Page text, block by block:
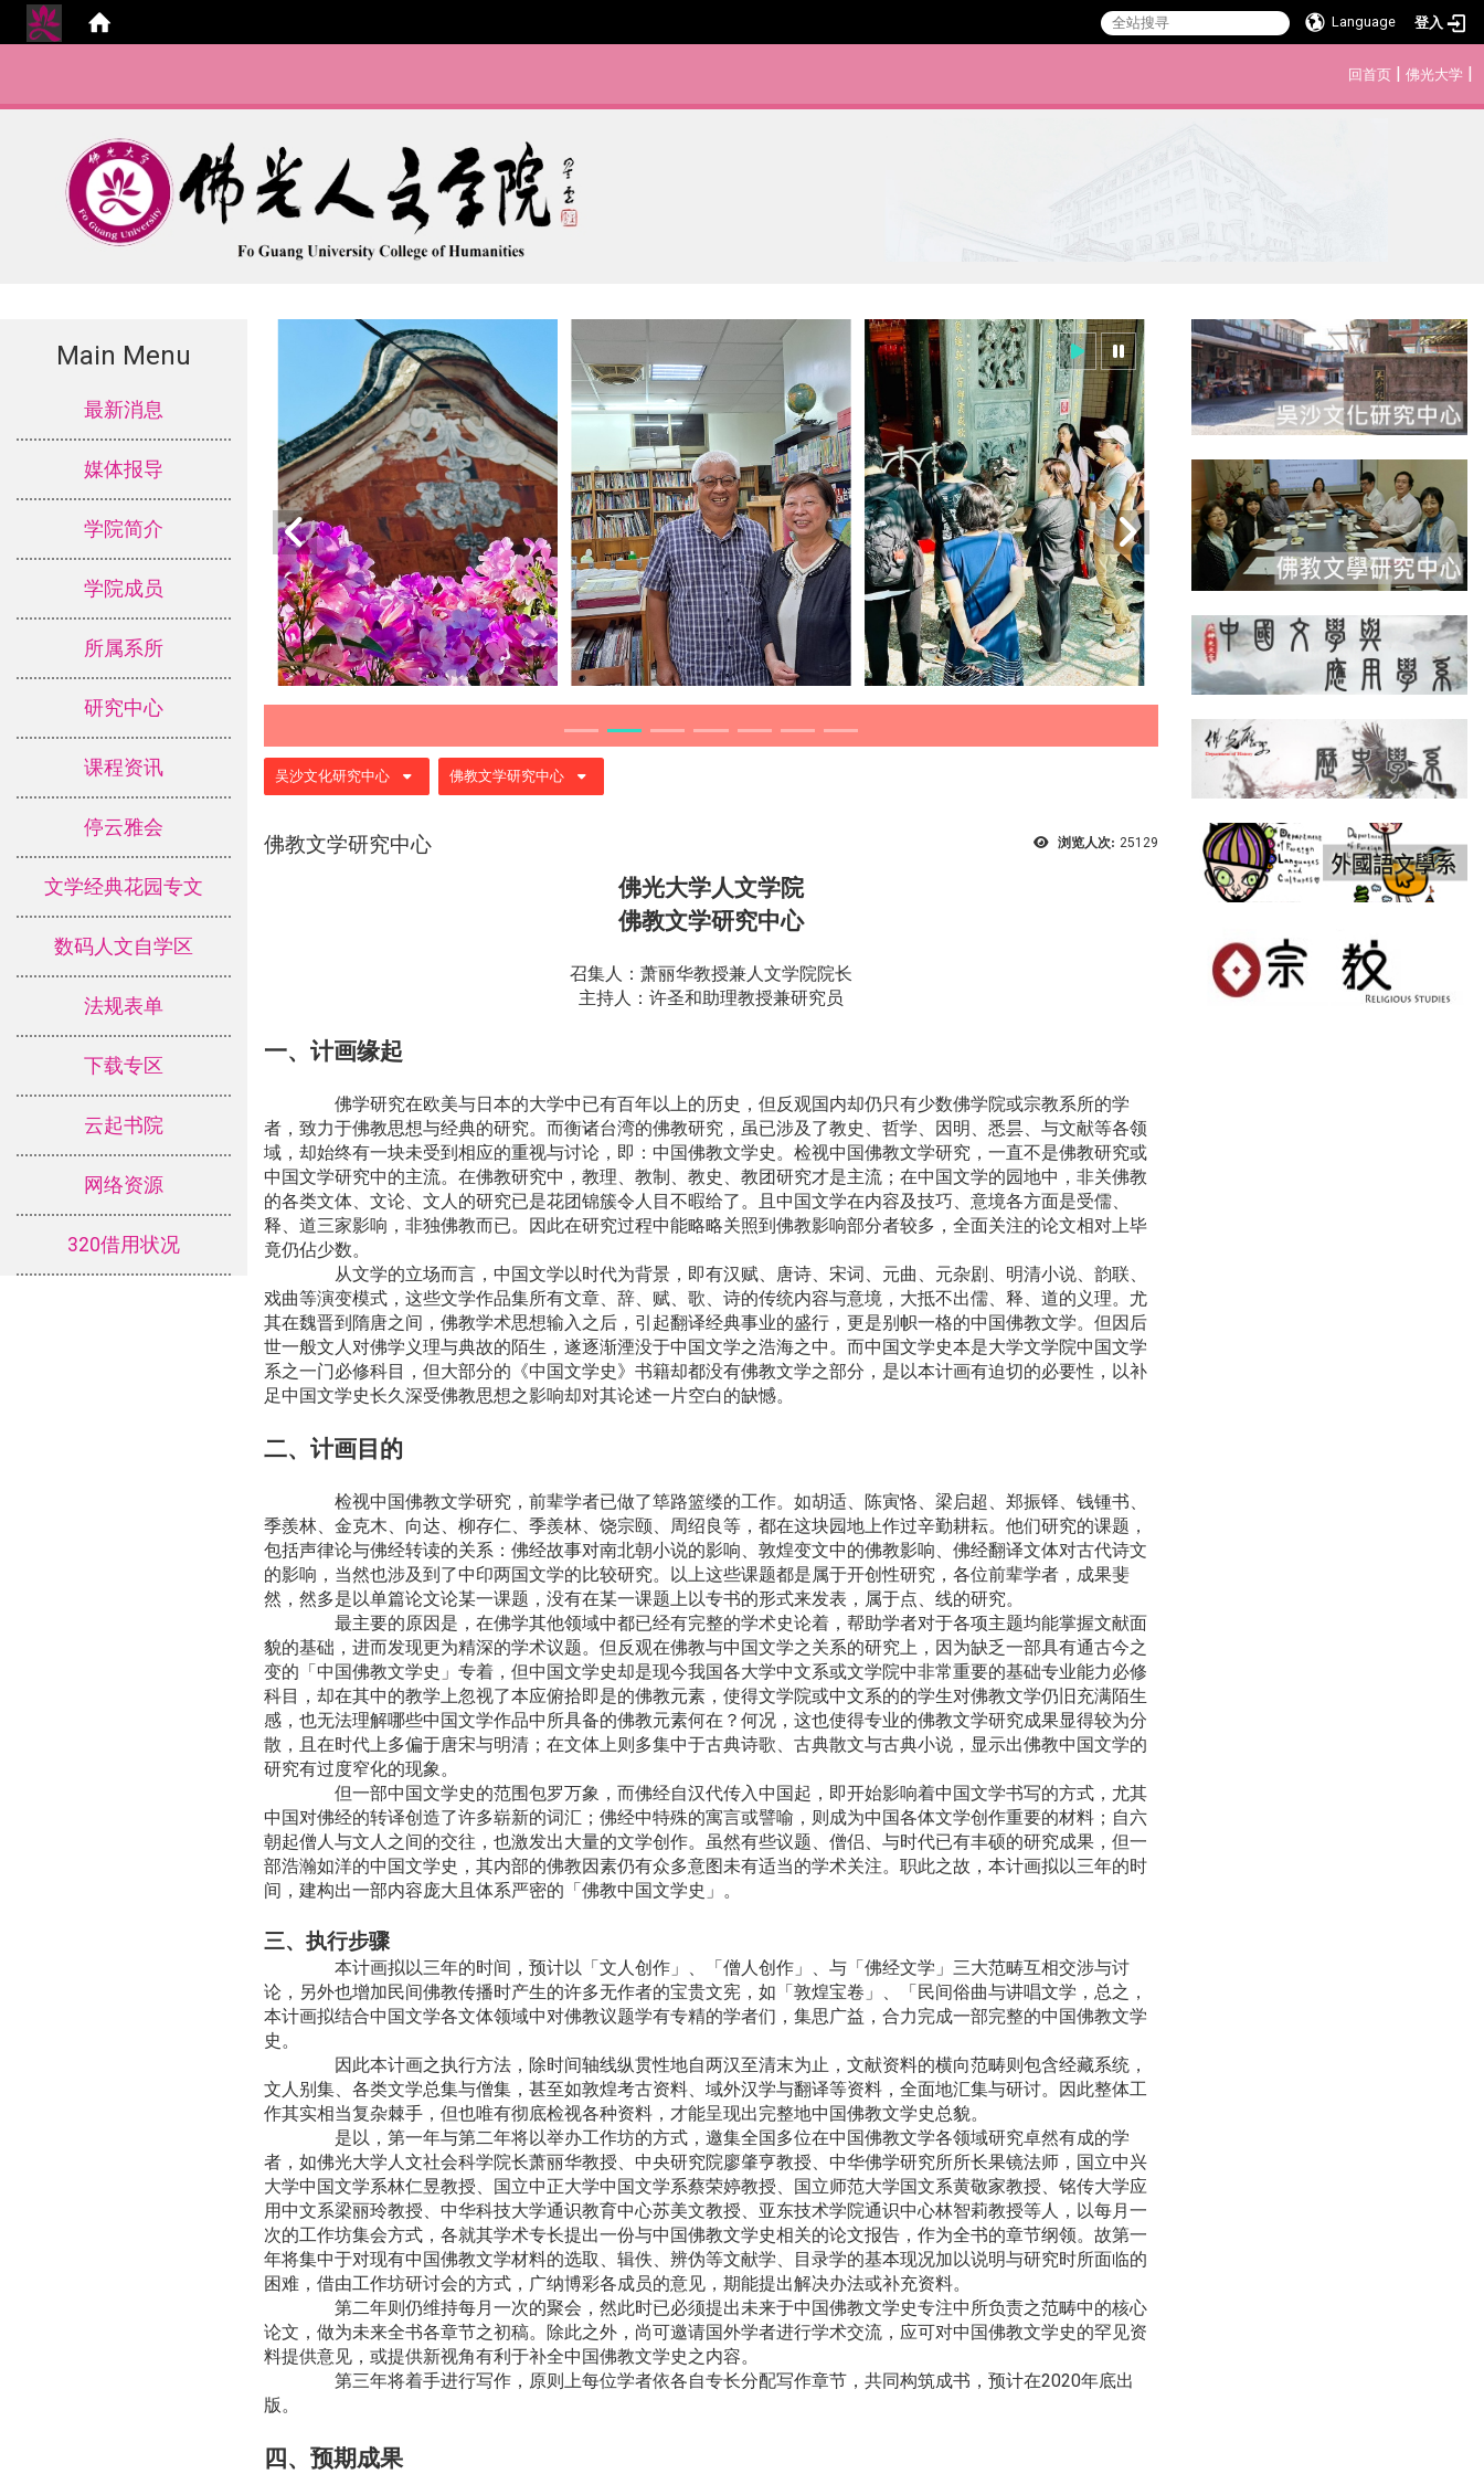
Language 登入
回首页 | 佛光大学 |
Main Menu
最新消息
媒体报导
学院简介
学院成员
所属系所
研究中心
课程资讯
停云雅会
文学经典花园专文
数码人文自学区
法规表单
下载专区
云起书院
网络资源
320借用状况
吴沙文化研究中心 佛教文学研究中心
浏览人次: 25129
佛教文学研究中心
佛光大学人文学院
佛教文学研究中心
召集人：萧丽华教授兼人文学院院长
主持人：许圣和助理教授兼研究员
一、计画缘起
佛学研究在欧美与日本的大学中已有百年以上的历史，但反观国内却仍只有少数佛学院或宗教系所的学
者，致力于佛教思想与经典的研究。而衡诸台湾的佛教研究，虽已涉及了教史、哲学、因明、悉昙、与文献等各领
域，却始终有一块未受到相应的重视与讨论，即：中国佛教文学史。检视中国佛教文学研究，一直不是佛教研究或
中国文学研究中的主流。在佛教研究中，教理、教制、教史、教团研究才是主流；在中国文学的园地中，非关佛教
的各类文体、文论、文人的研究已是花团锦簇令人目不暇给了。且中国文学在内容及技巧、意境各方面是受儒、
释、道三家影响，非独佛教而已。因此在研究过程中能略略关照到佛教影响部分者较多，全面关注的论文相对上毕
竟仍佔少数。
从文学的立场而言，中国文学以时代为背景，即有汉赋、唐诗、宋词、元曲、元杂剧、明清小说、韵联、
戏曲等演变模式，这些文学作品集所有文章、辞、赋、歌、诗的传统内容与意境，大抵不出儒、释、道的义理。尤
其在魏晋到隋唐之间，佛教学术思想输入之后，引起翻译经典事业的盛行，更是别帜一格的中国佛教文学。但因后
世一般文人对佛学义理与典故的陌生，遂逐渐湮没于中国文学之浩海之中。而中国文学史本是大学文学院中国文学
系之一门必修科目，但大部分的《中国文学史》书籍却都没有佛教文学之部分，是以本计画有迫切的必要性，以补
足中国文学史长久深受佛教思想之影响却对其论述一片空白的缺憾。
二、计画目的
检视中国佛教文学研究，前辈学者已做了筚路篮缕的工作。如胡适、陈寅恪、梁启超、郑振铎、钱锺书、
季羨林、金克木、向达、柳存仁、季羨林、饶宗颐、周绍良等，都在这块园地上作过辛勤耕耘。他们研究的课题，
包括声律论与佛经转读的关系：佛经故事对南北朝小说的影响、敦煌变文中的佛教影响、佛经翻译文体对古代诗文
的影响，当然也涉及到了中印两国文学的比较研究。以上这些课题都是属于开创性研究，各位前辈学者，成果斐
然，然多是以单篇论文论某一课题，没有在某一课题上以专书的形式来发表，属于点、线的研究。
最主要的原因是，在佛学其他领域中都已经有完整的学术史论着，帮助学者对于各项主题均能掌握文献面
貌的基础，进而发现更为精深的学术议题。但反观在佛教与中国文学之关系的研究上，因为缺乏一部具有通古今之
变的「中国佛教文学史」专着，但中国文学史却是现今我国各大学中文系或文学院中非常重要的基础专业能力必修
科目，却在其中的教学上忽视了本应俯拾即是的佛教元素，使得文学院或中文系的的学生对佛教文学仍旧充满陌生
感，也无法理解哪些中国文学作品中所具备的佛教元素何在？何况，这也使得专业的佛教文学研究成果显得较为分
散，且在时代上多偏于唐宋与明清；在文体上则多集中于古典诗歌、古典散文与古典小说，显示出佛教中国文学的
研究有过度窄化的现象。
但一部中国文学史的范围包罗万象，而佛经自汉代传入中国起，即开始影响着中国文学书写的方式，尤其
中国对佛经的转译创造了许多崭新的词汇；佛经中特殊的寓言或譬喻，则成为中国各体文学创作重要的材料；自六
朝起僧人与文人之间的交往，也激发出大量的文学创作。虽然有些议题、僧侣、与时代已有丰硕的研究成果，但一
部浩瀚如洋的中国文学史，其内部的佛教因素仍有众多意图未有适当的学术关注。职此之故，本计画拟以三年的时
间，建构出一部内容庞大且体系严密的「佛教中国文学史」。
三、执行步骤
本计画拟以三年的时间，预计以「文人创作」、「僧人创作」、与「佛经文学」三大范畴互相交涉与讨
论，另外也增加民间佛教传播时产生的许多无作者的宝贵文宪 ， 如 「 敦煌宝卷 」、「 民间俗曲与讲唱文学 ， 总之 ，
本计画拟结合中国文学各文体领域中对佛教议题学有专精的学者们，集思广益，合力完成一部完整的中国佛教文学
史。
因此本计画之执行方法，除时间轴线纵贯性地自两汉至清末为止，文献资料的横向范畴则包含经藏系统，
文人别集、各类文学总集与僧集，甚至如敦煌考古资料、域外汉学与翻译等资料，全面地汇集与研讨。因此整体工
作其实相当复杂棘手，但也唯有彻底检视各种资料，才能呈现出完整地中国佛教文学史总貌。
是以，第一年与第二年将以举办工作坊的方式，邀集全国多位在中国佛教文学各领域研究卓然有成的学
者 ，如佛光大学人文社会科学院长萧丽华教授、中央研究院廖肇亨教授、 中华佛学研究所所长果镜法师，国立中兴
大学中国文学系林仁昱教授、国立中正大学中国文学系蔡荣婷教授、国立师范大学国文系黄敬家教授、铭传大学应
用中文系梁丽玲教授、中华科技大学通识教育中心苏美文教授、亚东技术学院通识中心林智莉教授等人，以每月一
次的工作坊集会方式，各就其学术专长提出一份与中国佛教文学史相关的论文报告，作为全书的章节纲领。故第一
年将集中于对现有中国佛教文学材料的选取、辑佚、辨伪等文献学、目录学的基本现况加以说明与研究时所面临的
困难，借由工作坊研讨会的方式，广纳博彩各成员的意见，期能提出解决办法或补充资料。
第二年则仍维持每月一次的聚会，然此时已必须提出未来于中国佛教文学史专注中所负责之范畴中的核心
论文，做为未来全书各章节之初稿。除此之外，尚可邀请国外学者进行学术交流，应可对中国佛教文学史的罕见资
料提供意见，或提供新视角有利于补全中国佛教文学史之内容。
第三年将着手进行写作，原则上每位学者依各自专长分配写作章节，共同构筑成书 ， 预计在2020年底出
版。
四、预期成果